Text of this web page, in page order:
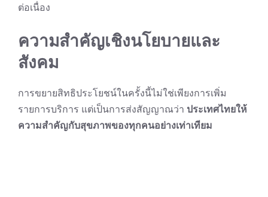
ต่อเนื่อง
ความสำคัญเชิงนโยบายและ
สังคม
การขยายสิทธิประโยชน์ในครั้งนี้ไม่ใช่เพียงการเพิ่ม
รายการบริการ แต่เป็นการส่งสัญญาณว่า ประเทศไทยให้
ความสำคัญกับสุขภาพของทุกคนอย่างเท่าเทียม